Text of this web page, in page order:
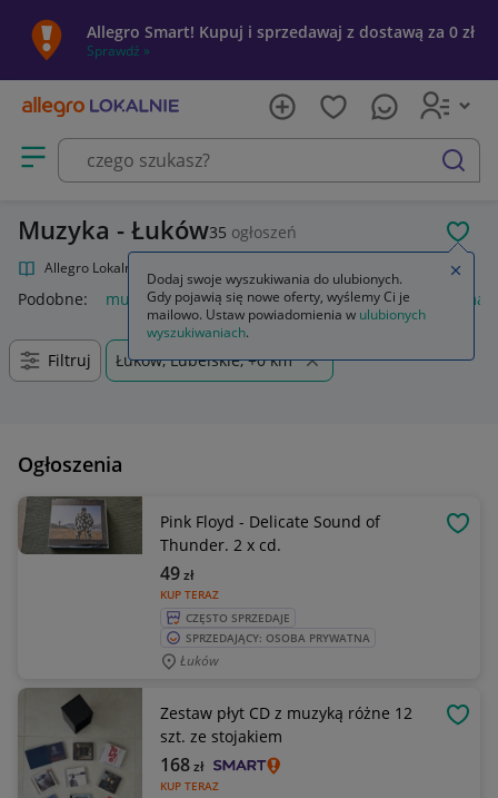
Allegro Smart! Kupuj i sprzedawaj z dostawą za 0 zł
Sprawdź »
Otwórz menu z kategoriami
szukaj
Muzyka - Łuków35 ogłoszeń
Allegro Lokalnie
Podobne: muzyka płyty cd muzyka pendrive muzyka
Filtruj Łuków, Lubelskie, +0 km
Ogłoszenia
Pink Floyd - Delicate Sound of
Thunder. 2 x cd.
KUP TERAZ
49zł
CZĘSTO SPRZEDAJE
SPRZEDAJĄCY: OSOBA PRYWATNA
Łuków
Zestaw płyt CD z muzyką różne 12
szt. ze stojakiem
KUP TERAZ
168zł
Dodaj swoje wyszukiwania do ulubionych.
Gdy pojawią się nowe oferty, wyślemy Ci je
mailowo. Ustaw powiadomienia w ulubionych
wyszukiwaniach.